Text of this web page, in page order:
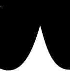
jag som är lite mer
jag är ju väldigt
som redan sker
här inarbetade
omkring i samhället.
bland bibliotekarier
som du var inne